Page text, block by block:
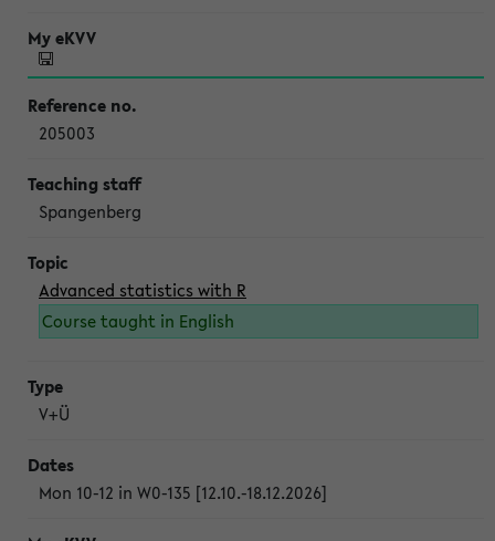
205003
Spangenberg
Advanced statistics with R
Course taught in English
V+Ü
Mon 10-12 in W0-135 [12.10.-18.12.2026]